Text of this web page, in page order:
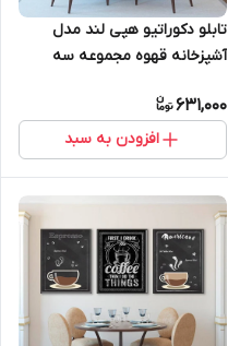
تابلو دکوراتیو هپی لند مدل
آشپزخانه قهوه مجموعه سه
631,000
افزودن به سبد